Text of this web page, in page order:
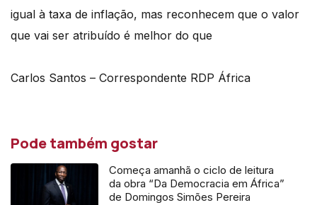
igual à taxa de inflação, mas reconhecem que o valor
que vai ser atribuído é melhor do que
Carlos Santos – Correspondente RDP África
Pode também gostar
Começa amanhã o ciclo de leitura
da obra “Da Democracia em África”
de Domingos Simões Pereira